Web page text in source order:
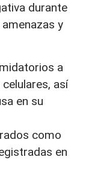
durante
y
a
así
en su
como
en